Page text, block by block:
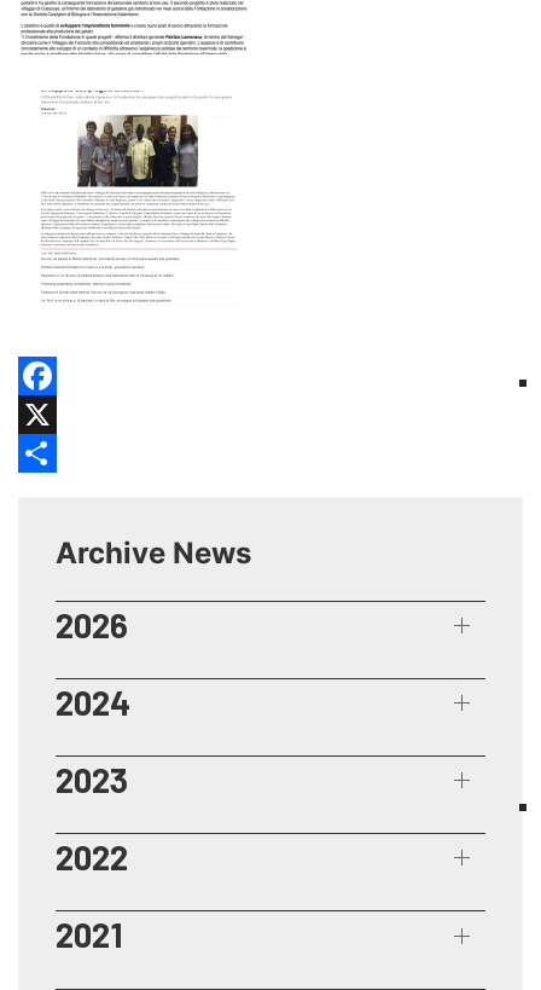
Facebook
X
Archive News
2026
2024
2023
2022
2021